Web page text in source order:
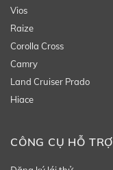
Vios
Raize
Corolla Cross
Camry
Land Cruiser Prado
Hiace
CÔNG CỤ HỖ TRỢ